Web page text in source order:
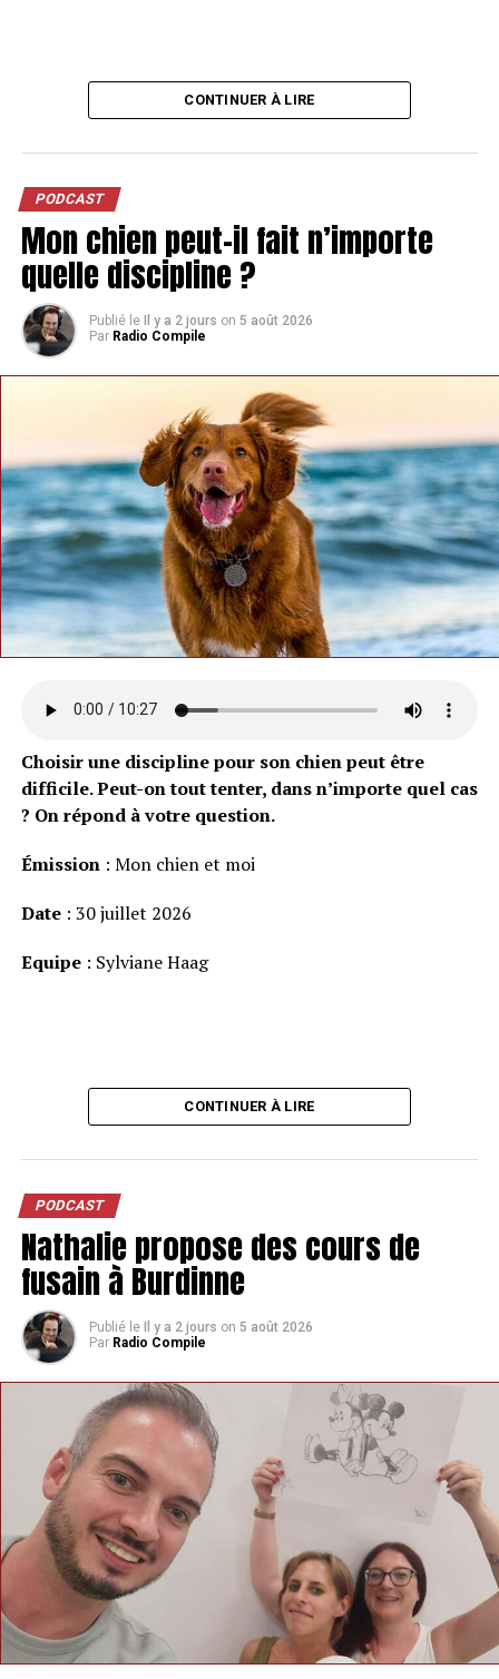
CONTINUER À LIRE
PODCAST
Mon chien peut-il fait n’importe
quelle discipline ?
Publié le Il y a 2 jours on 5 août 2026
Par Radio Compile
Choisir une discipline pour son chien peut être
difficile. Peut-on tout tenter, dans n’importe quel cas
? On répond à votre question.
Émission: Mon chien et moi
Date: 30 juillet 2026
Equipe: Sylviane Haag
CONTINUER À LIRE
PODCAST
Nathalie propose des cours de
fusain à Burdinne
Publié le Il y a 2 jours on 5 août 2026
Par Radio Compile